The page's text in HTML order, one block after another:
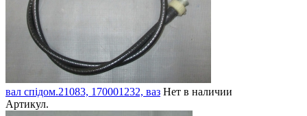
вал спідом.21083, 170001232, ваз Нет в наличии
Артикул.